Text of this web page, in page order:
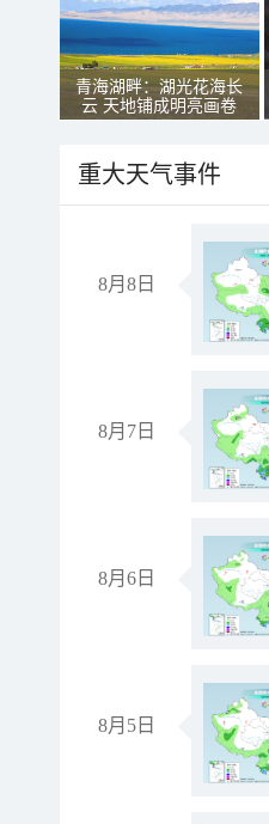
青海湖畔：湖光花海长
云 天地铺成明亮画卷
重大天气事件
8月8日
8月7日
8月6日
8月5日